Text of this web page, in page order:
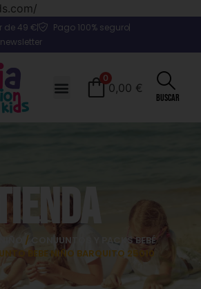
de 49 €
Pago 100% seguro
0
0,00 €
Buscar
/
CONJUNTOS Y PACKS BEBÉ
BEBE NIÑO BARQUITO 25010